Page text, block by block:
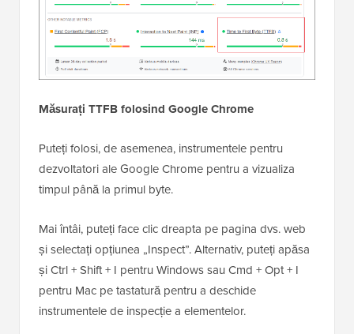
Măsurați TTFB folosind Google Chrome
Puteți folosi, de asemenea, instrumentele pentru
dezvoltatori ale Google Chrome pentru a vizualiza
timpul până la primul byte.
Mai întâi, puteți face clic dreapta pe pagina dvs. web
și selectați opțiunea „Inspect”. Alternativ, puteți apăsa
și Ctrl + Shift + I pentru Windows sau Cmd + Opt + I
pentru Mac pe tastatură pentru a deschide
instrumentele de inspecție a elementelor.